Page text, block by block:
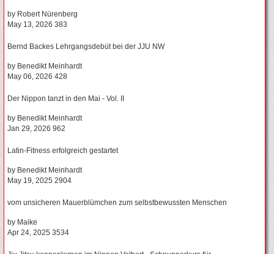
by Robert Nürenberg
May 13, 2026 383
Bernd Backes Lehrgangsdebüt bei der JJU NW
by Benedikt Meinhardt
May 06, 2026 428
Der Nippon tanzt in den Mai - Vol. II
by Benedikt Meinhardt
Jan 29, 2026 962
Latin-Fitness erfolgreich gestartet
by Benedikt Meinhardt
May 19, 2025 2904
vom unsicheren Mauerblümchen zum selbstbewussten Menschen
by Maike
Apr 24, 2025 3534